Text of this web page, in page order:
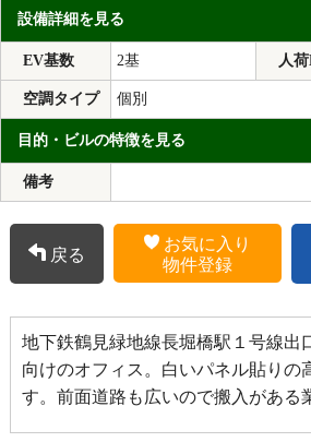
設備詳細を見る
EV基数 2基 人
空調タイプ 個別
目的・ビルの特徴を見る
備考
戻る
お気に入り
物件登録
地下鉄鶴見緑地線長堀橋駅１号線出
向けのオフィス。白いパネル貼りの
す。前面道路も広いので搬入がある